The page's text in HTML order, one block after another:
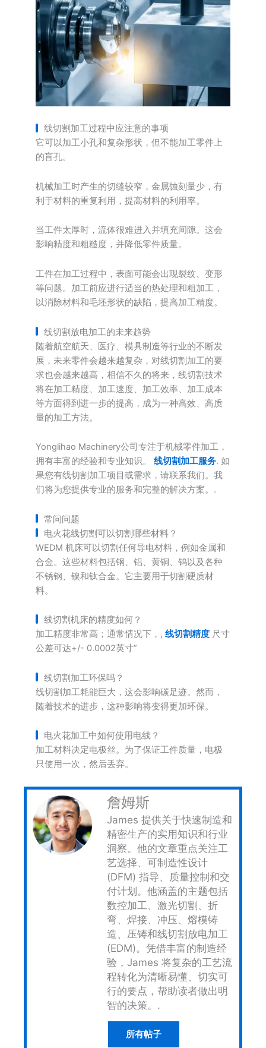
线切割加工过程中应注意的事项
它可以加工小孔和复杂形状，但不能加工零件上
的盲孔。
机械加工时产生的切缝较窄，金属蚀刻量少，有
利于材料的重复利用，提高材料的利用率。
当工件太厚时，流体很难进入并填充间隙。这会
影响精度和粗糙度，并降低零件质量。
工件在加工过程中，表面可能会出现裂纹、变形
等问题。加工前应进行适当的热处理和粗加工，
以消除材料和毛坯形状的缺陷，提高加工精度。
线切割放电加工的未来趋势
随着航空航天、医疗、模具制造等行业的不断发
展，未来零件会越来越复杂，对线切割加工的要
求也会越来越高，相信不久的将来，线切割技术
将在加工精度、加工速度、加工效率、加工成本
等方面得到进一步的提高，成为一种高效、高质
量的加工方法。
Yonglihao Machinery公司专注于机械零件加工，
拥有丰富的经验和专业知识。 线切割加工服务. 如
果您有线切割加工项目或需求，请联系我们。我
们将为您提供专业的服务和完整的解决方案。.
常问问题
电火花线切割可以切割哪些材料？
WEDM 机床可以切割任何导电材料，例如金属和
合金。这些材料包括钢、铝、黄铜、钨以及各种
不锈钢、镍和钛合金。它主要用于切割硬质材
料。
线切割机床的精度如何？
加工精度非常高；通常情况下，, 线切割精度 尺寸
公差可达+/- 0.0002英寸”
线切割加工环保吗？
线切割加工耗能巨大，这会影响碳足迹。然而，
随着技术的进步，这种影响将变得更加环保。
电火花加工中如何使用电线？
加工材料决定电极丝。为了保证工件质量，电极
只使用一次，然后丢弃。
詹姆斯
James 提供关于快速制造和
精密生产的实用知识和行业
洞察。他的文章重点关注工
艺选择、可制造性设计
(DFM) 指导、质量控制和交
付计划。他涵盖的主题包括
数控加工、激光切割、折
弯、焊接、冲压、熔模铸
造、压铸和线切割放电加工
(EDM)。凭借丰富的制造经
验，James 将复杂的工艺流
程转化为清晰易懂、切实可
行的要点，帮助读者做出明
智的决策。.
所有帖子